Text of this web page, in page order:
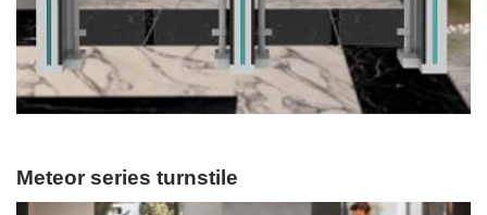
Meteor series turnstile